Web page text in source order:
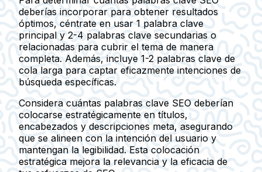
deberías incorporar para obtener resultados
óptimos, céntrate en usar 1 palabra clave
principal y 2-4 palabras clave secundarias o
relacionadas para cubrir el tema de manera
completa. Además, incluye 1-2 palabras clave de
cola larga para captar eficazmente intenciones de
búsqueda específicas.
Considera cuántas palabras clave SEO deberían
colocarse estratégicamente en títulos,
encabezados y descripciones meta, asegurando
que se alineen con la intención del usuario y
mantengan la legibilidad. Esta colocación
estratégica mejora la relevancia y la eficacia de